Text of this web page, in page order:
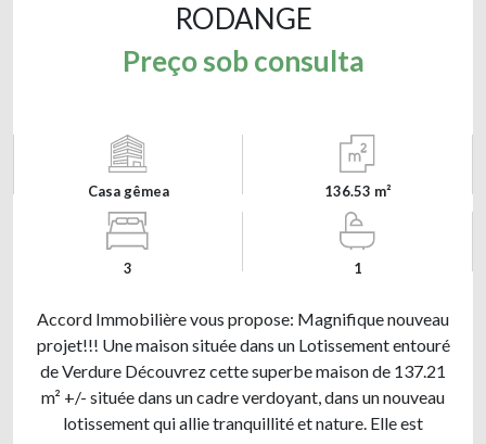
RODANGE
Preço sob consulta
Casa gêmea 136.53 m²
3 1
Accord Immobilière vous propose: Magnifique nouveau
projet!!! Une maison située dans un Lotissement entouré
de Verdure Découvrez cette superbe maison de 137.21
m² +/- située dans un cadre verdoyant, dans un nouveau
lotissement qui allie tranquillité et nature. Elle est